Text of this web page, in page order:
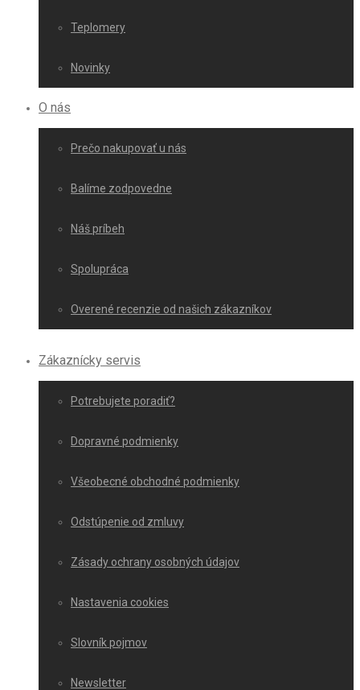
Teplomery
Novinky
O nás
Prečo nakupovať u nás
Balíme zodpovedne
Náš príbeh
Spolupráca
Overené recenzie od našich zákazníkov
Zákaznícky servis
Potrebujete poradiť?
Dopravné podmienky
Všeobecné obchodné podmienky
Odstúpenie od zmluvy
Zásady ochrany osobných údajov
Nastavenia cookies
Slovník pojmov
Newsletter